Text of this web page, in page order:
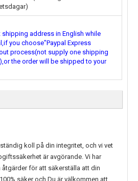
shipping address in English while
you choose"Paypal Express
process(not supply one shipping
the order will be shipped to your
koll på din integritet, och vi vet
är avgörande. Vi har
för att säkerställa att din
säker och Du är välkommen att